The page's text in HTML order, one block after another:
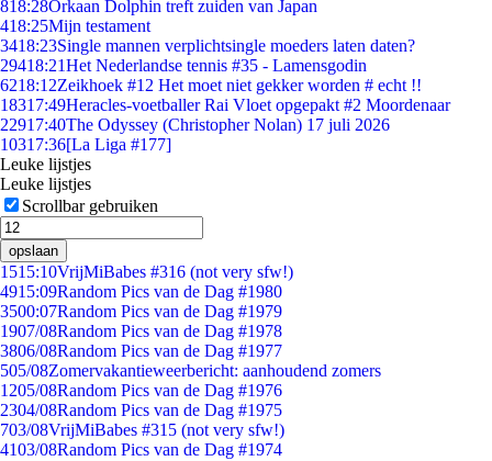
818:28Orkaan Dolphin treft zuiden van Japan
418:25Mijn testament
3418:23Single mannen verplichtsingle moeders laten daten?
29418:21Het Nederlandse tennis #35 - Lamensgodin
6218:12Zeikhoek #12 Het moet niet gekker worden # echt !!
18317:49Heracles-voetballer Rai Vloet opgepakt #2 Moordenaar
22917:40The Odyssey (Christopher Nolan) 17 juli 2026
10317:36[La Liga #177]
Leuke lijstjes
Leuke lijstjes
Scrollbar gebruiken
opslaan
1515:10VrijMiBabes #316 (not very sfw!)
4915:09Random Pics van de Dag #1980
3500:07Random Pics van de Dag #1979
1907/08Random Pics van de Dag #1978
3806/08Random Pics van de Dag #1977
505/08Zomervakantieweerbericht: aanhoudend zomers
1205/08Random Pics van de Dag #1976
2304/08Random Pics van de Dag #1975
703/08VrijMiBabes #315 (not very sfw!)
4103/08Random Pics van de Dag #1974